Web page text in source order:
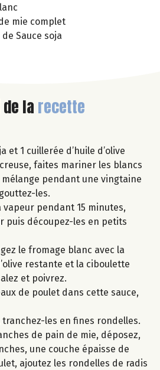
mie complet
Sauce soja
de la recette
et 1 cuillerée d’huile d’olive
faites mariner les blancs
pendant une vingtaine
les.
vapeur pendant 15 minutes,
puis découpez-les en petits
le fromage blanc avec la
restante et la ciboulette
et poivrez.
de poulet dans cette sauce,
tranchez-les en fines rondelles.
de pain de mie, déposez,
une couche épaisse de
ajoutez les rondelles de radis